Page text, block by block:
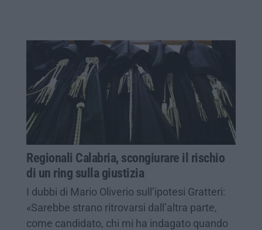
Regionali Calabria, scongiurare il rischio
di un ring sulla giustizia
I dubbi di Mario Oliverio sull’ipotesi Gratteri:
«Sarebbe strano ritrovarsi dall’altra parte,
come candidato, chi mi ha indagato quando